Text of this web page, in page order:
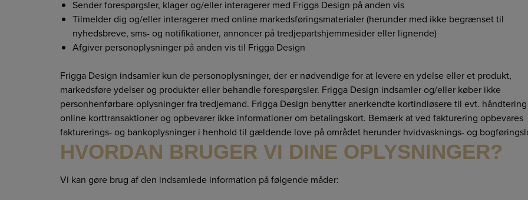
Sender forespørgsler, klager og/eller interagerer med Frigga Design på anden vis
Tilmelder dig og/eller interagerer med online markedsføringsmaterialer (herunder med ikke begrænset til
nyhedsbreve, sms- og notifikationer, annoncer på tredjepartshjemmesider eller lignende)
Afgiver personoplysninger på anden vis til Frigga Design
Frigga Design indsamler kun de personoplysninger, der er nødvendige for at levere en ydelse eller et produkt,
markedsføre ydelser og produkter eller behandle forespørgsler. Frigga Design indsamler og/eller køber ikke
personhenførbare oplysninger fra tredjemand. Frigga Design benytter anerkendte kortindløsere til evt.
online korttransaktioner og opbevarer ikke informationer om betalingskort. Bemærk at ved fakturering opbevares
fakturerings- og bankoplysninger i henhold til gældende love på området herunder hvidvasknings- og
HVORDAN BRUGER VI DINE OPLYSNINGER?
Vi kan gøre brug af den indsamlede information på følgende måder: